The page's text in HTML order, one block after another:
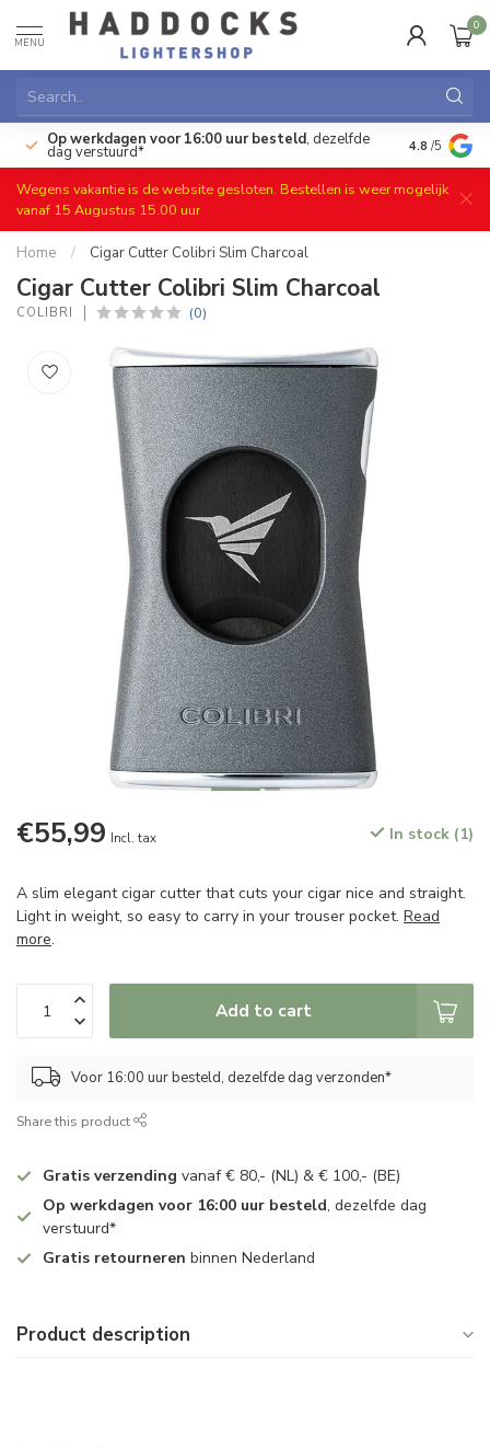
MENU
0
Op werkdagen voor 16:00 uur besteld, dezelfde
dag verstuurd* Gratis
4.8 /5
Wegens vakantie is de website gesloten. Bestellen is weer mogelijk
vanaf 15 Augustus 15.00 uur
Home / Cigar Cutter Colibri Slim Charcoal
Cigar Cutter Colibri Slim Charcoal
COLIBRI (0)
€55,99 Incl. tax In stock (1)
A slim elegant cigar cutter that cuts your cigar nice and straight.
Light in weight, so easy to carry in your trouser pocket. Read
more.
Add to cart
Voor 16:00 uur besteld, dezelfde dag verzonden*
Share this product
Gratis verzending vanaf € 80,- (NL) & € 100,- (BE)
Op werkdagen voor 16:00 uur besteld, dezelfde dag
verstuurd*
Gratis retourneren binnen Nederland
Product description